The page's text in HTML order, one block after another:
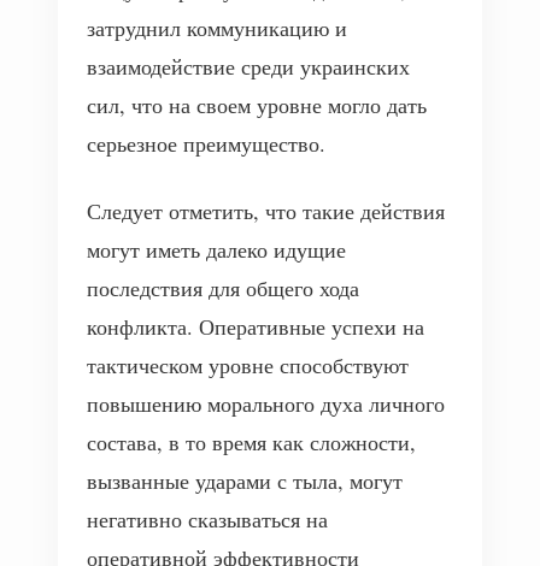
затруднил коммуникацию и
взаимодействие среди украинских
сил, что на своем уровне могло дать
серьезное преимущество.
Следует отметить, что такие действия
могут иметь далеко идущие
последствия для общего хода
конфликта. Оперативные успехи на
тактическом уровне способствуют
повышению морального духа личного
состава, в то время как сложности,
вызванные ударами с тыла, могут
негативно сказываться на
оперативной эффективности